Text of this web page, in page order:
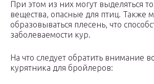
При этом из них могут выделяться
вещества, опасные для птиц. Также
образовываться плесень, что
заболеваемости кур.
На что следует обратить внимание
курятника для бройлеров: